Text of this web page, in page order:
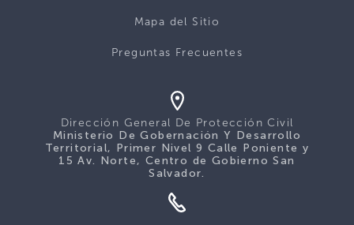
Mapa del Sitio
Preguntas Frecuentes
Dirección General De Protección Civil
Ministerio De Gobernación Y Desarrollo
Territorial, Primer Nivel 9 Calle Poniente y
15 Av. Norte, Centro de Gobierno San
Salvador.